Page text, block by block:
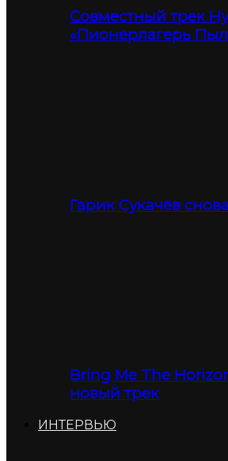
Совместный трек
«Пионерлагерь
Гарик Сукачёв
Bring Me The
новый трек
ИНТЕРВЬЮ